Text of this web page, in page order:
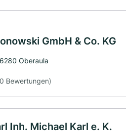
GmbH & Co. KG
Oberaula
Bewertungen)
Inh. Michael Karl e. K.